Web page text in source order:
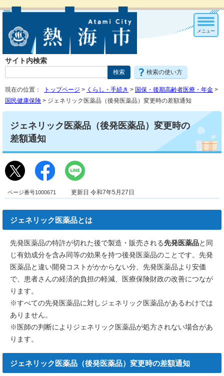
サイト内検索
検索の使い方
メニュー
現在の位置： トップページ > くらし・手続き > 国保・後期高齢者医療・年金 >
国民健康保険 > ジェネリック医薬品（後発医薬品）変更時の差額通知
ジェネリック医薬品（後発医薬品）変更時の
差額通知
ページ番号1000671 更新日 令和7年5月27日
ジェネリック医薬品とは
先発医薬品の特許が切れた後で製造・販売される先発医薬品と同
じ有効成分を含み同等の効果を持つ後発医薬品のことです。先発
医薬品と違い開発コストがかからない分、先発医薬品より安価
で、患者さんの経済的負担の軽減、医療保険財政の改善につなが
ります。
※すべての先発医薬品に対しジェネリック医薬品があるわけでは
ありません。
※医師の判断によりジェネリック医薬品が処方されない場合があ
ります。
ジェネリック医薬品（後発医薬品）変更時の差額通知